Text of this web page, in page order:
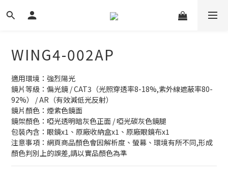
WING4-002AP
適用環境：強烈陽光
鏡片等級：偏光鏡 / CAT3（光照穿透率8-18%,紫外線遮蔽率80-
92%） / AR（有效減低光反射）
鏡片顏色：煙紫色鏡面
鏡架顏色：啞光透明暗灰色正面 / 啞光碳灰色鏡腿
包裝內含：眼鏡x1、原廠收納盒x1、原廠眼鏡布x1
注意事項：網頁商品顏色會因解析度、螢幕、環境有所不同,形成
顏色判別上的誤差,請以實品顏色為準